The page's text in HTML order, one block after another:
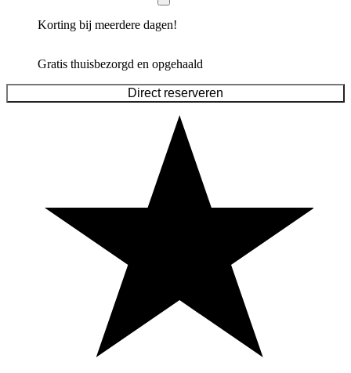
Korting bij meerdere dagen!
Gratis thuisbezorgd en opgehaald
Direct reserveren